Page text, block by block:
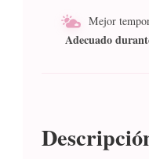
Mejor
Adecuado